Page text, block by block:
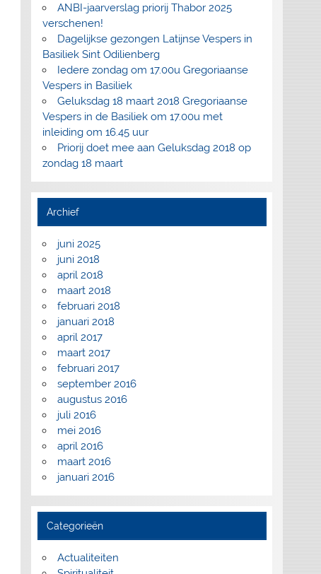
ANBI-jaarverslag priorij Thabor 2025
verschenen!
Dagelijkse gezongen Latijnse Vespers in
Basiliek Sint Odilienberg
Iedere zondag om 17.00u Gregoriaanse
Vespers in Basiliek
Geluksdag 18 maart 2018 Gregoriaanse
Vespers in de Basiliek om 17.00u met
inleiding om 16.45 uur
Priorij doet mee aan Geluksdag 2018 op
zondag 18 maart
Archief
juni 2025
juni 2018
april 2018
maart 2018
februari 2018
januari 2018
april 2017
maart 2017
februari 2017
september 2016
augustus 2016
juli 2016
mei 2016
april 2016
maart 2016
januari 2016
Categorieën
Actualiteiten